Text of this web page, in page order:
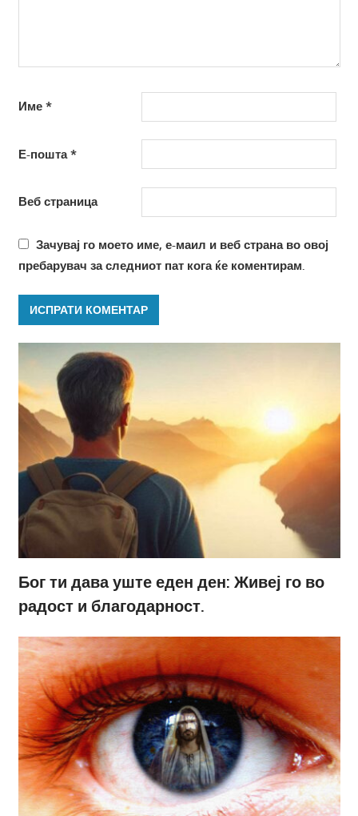
Име *
Е-пошта*
Веб страница
Зачувај го моето име, е-маил и веб страна во овој
пребарувач за следниот пат кога ќе коментирам.
Бог ти дава уште еден ден: Живеј го во
радост и благодарност.